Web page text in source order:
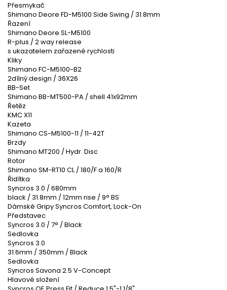
Přesmykač
Shimano Deore FD-M5100 Side Swing / 31.8mm
Řazení
Shimano Deore SL-M5100
R-plus / 2 way release
s ukazatelem zařazené rychlosti
Kliky
Shimano FC-M5100-B2
2dílný design / 36X26
BB-Set
Shimano BB-MT500-PA / shell 41x92mm
Řetěz
KMC X11
Kazeta
Shimano CS-M5100-11 / 11-42T
Brzdy
Shimano MT200 / Hydr. Disc
Rotor
Shimano SM-RT10 CL / 180/F a 160/R
Řidítka
Syncros 3.0 / 680mm
black / 31.8mm / 12mm rise / 9° BS
Dámské Gripy Syncros Comfort, Lock-On
Představec
Syncros 3.0 / 7° / Black
Sedlovka
Syncros 3.0
31.6mm / 350mm / Black
Sedlovka
Syncros Savona 2.5 V-Concept
Hlavové složení